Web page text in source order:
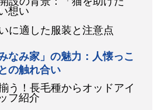
想い
に適した服装と注意点
なみ家」の魅力：人懐っこ
の触れ合い
う！長毛種からオッドアイ
フ紹介